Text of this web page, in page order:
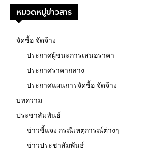
หมวดหมู่ข่าวสาร
จัดซื้อ จัดจ้าง
ประกาศผู้ชนะการเสนอราคา
ประกาศราคากลาง
ประกาศแผนการจัดซื้อ จัดจ้าง
บทความ
ประชาสัมพันธ์
ข่าวชี้แจง กรณีเหตุการณ์ต่างๆ
ข่าวประชาสัมพันธ์